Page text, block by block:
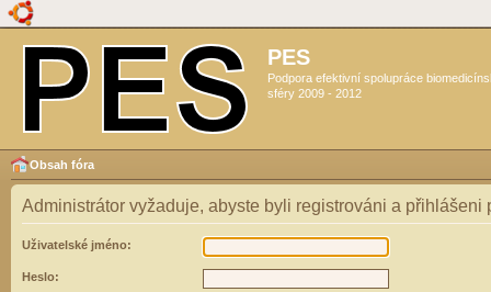
PES
Podpora efektivní spolupráce
sféry 2009 - 2012
Obsah fóra
Administrátor vyžaduje, abyste byli registrováni a přihlášeni
Uživatelské jméno:
Heslo: